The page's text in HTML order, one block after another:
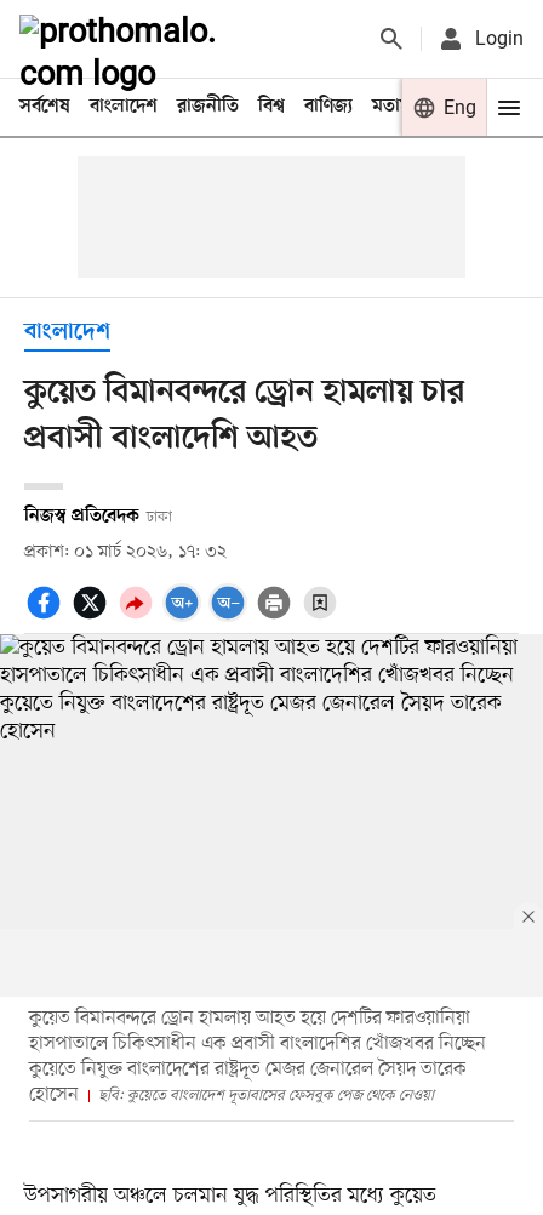
Login
সর্বশেষ বাংলাদেশ রাজনীতি বিশ্ব বাণিজ্য মতামত খেলা
Eng
বাংলাদেশ
কুয়েত বিমানবন্দরে ড্রোন হামলায় চার
প্রবাসী বাংলাদেশি আহত
নিজস্ব প্রতিবেদক ঢাকা
প্রকাশ: ০১ মার্চ ২০২৬, ১৭: ৩২
কুয়েত বিমানবন্দরে ড্রোন হামলায় আহত হয়ে দেশটির ফারওয়ানিয়া
হাসপাতালে চিকিৎসাধীন এক প্রবাসী বাংলাদেশির খোঁজখবর নিচ্ছেন
কুয়েতে নিযুক্ত বাংলাদেশের রাষ্ট্রদূত মেজর জেনারেল সৈয়দ তারেক
হোসেন
ছবি: কুয়েতে বাংলাদেশ দূতাবাসের ফেসবুক পেজ থেকে নেওয়া
উপসাগরীয় অঞ্চলে চলমান যুদ্ধ পরিস্থিতির মধ্যে কুয়েত